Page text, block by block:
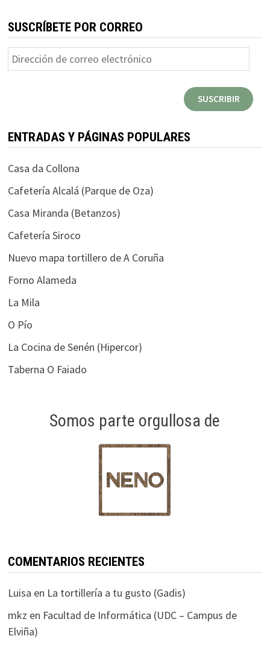
SUSCRÍBETE POR CORREO
Dirección
de
SUSCRIBIR
ENTRADAS Y PÁGINAS POPULARES
Casa da Collona
Cafetería Alcalá (Parque de Oza)
Casa Miranda (Betanzos)
Cafetería Siroco
Nuevo mapa tortillero de A Coruña
Forno Alameda
La Mila
O Pío
La Cocina de Senén (Hipercor)
Taberna O Faiado
Somos parte orgullosa de
COMENTARIOS RECIENTES
Luisa en La tortillería a tu gusto (Gadis)
mkz en Facultad de Informática (UDC – Campus de
Elviña)